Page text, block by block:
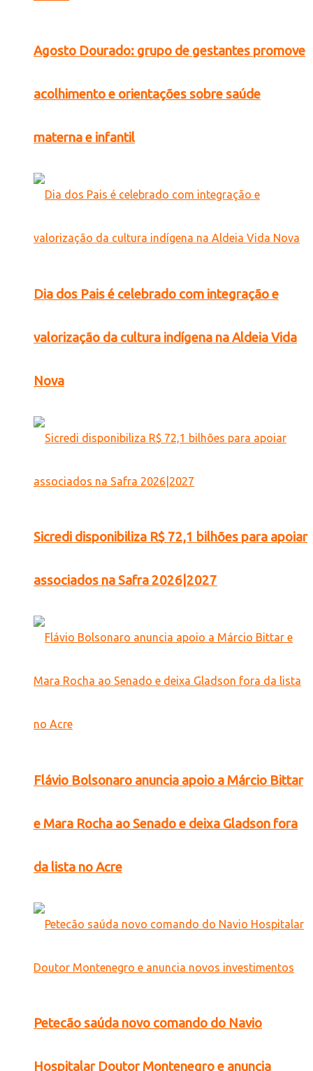
Agosto Dourado: grupo de gestantes promove
acolhimento e orientações sobre saúde
materna e infantil
Dia dos Pais é celebrado com integração e
valorização da cultura indígena na Aldeia Vida
Nova
Sicredi disponibiliza R$ 72,1 bilhões para apoiar
associados na Safra 2026|2027
Flávio Bolsonaro anuncia apoio a Márcio Bittar
e Mara Rocha ao Senado e deixa Gladson fora
da lista no Acre
Petecão saúda novo comando do Navio
Hospitalar Doutor Montenegro e anuncia